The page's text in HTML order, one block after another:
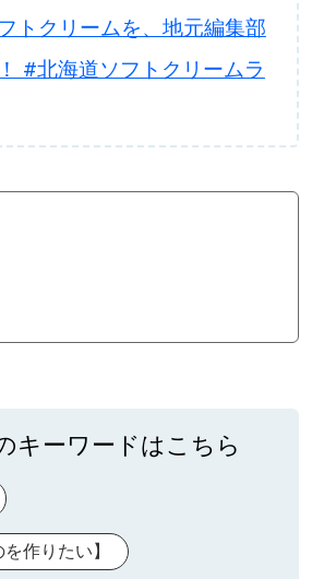
トクリームを、地元編集部
#北海道ソフトクリームラ
キーワードはこちら
作りたい】